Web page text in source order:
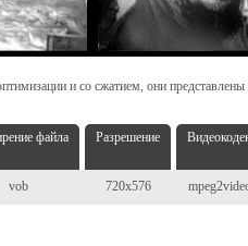
и со сжатием, они
файла Разрешение
vob 720x576